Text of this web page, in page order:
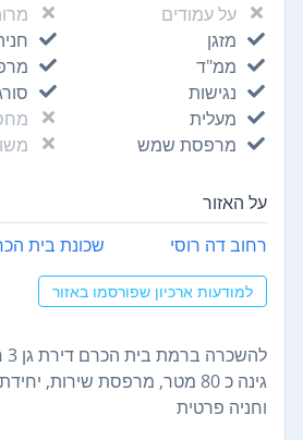
על עמודים
מזגן
ממ"ד
נגישות
מעלית
מרפסת שמש
על האזור
רחוב דה רוסי שכונת בית
למודעות ארכיון שפורסמו באזור
גינה כ 80 מטר, מרפסת שירות,
וחניה פרטית